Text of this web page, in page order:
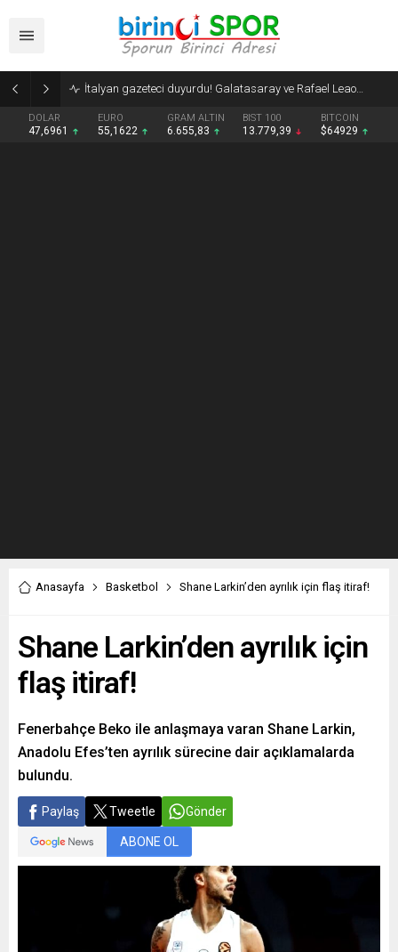
Filenin Sultanlar, Fransa’y yine devirdi!
DOLAR
47,6961
EURO
55,1622
GRAM ALTIN
6.655,83
BIST 100
13.779,39
BITCOIN
$64929
Anasayfa Basketbol Shane Larkin’den ayrılık için flaş itiraf!
Shane Larkin’den ayrılık için
flaş itiraf!
Fenerbahçe Beko ile anlaşmaya varan Shane Larkin,
Anadolu Efes’ten ayrılık sürecine dair açıklamalarda
bulundu.
Paylaş Tweetle Gönder
ABONE OL